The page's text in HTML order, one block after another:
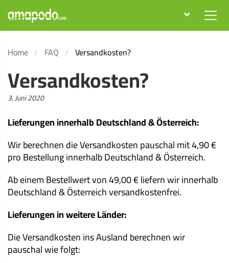
Home FAQ Versandkosten?
Versandkosten?
Veröffentlicht
3. Juni 2020
Lieferungen innerhalb Deutschland & Österreich:
Wir berechnen die Versandkosten pauschal mit 4,90 €
pro Bestellung innerhalb Deutschland & Österreich.
Ab einem Bestellwert von 49,00 € liefern wir innerhalb
Deutschland & Österreich versandkostenfrei.
Lieferungen in weitere Länder:
Die Versandkosten ins Ausland berechnen wir
pauschal wie folgt: